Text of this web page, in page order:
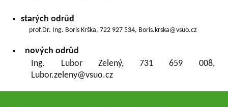
starých odrůd
prof.Dr. Ing. Boris Krška, 722 927 534, Boris.krska@vsuo.cz
nových odrůd
Ing. Lubor Zelený, 731 659 008,
Lubor.zeleny@vsuo.cz